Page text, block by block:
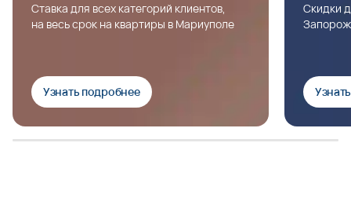
Ставка для всех категорий клиентов,
на весь срок на квартиры в Мариуполе
Узнать подробнее
Скидки